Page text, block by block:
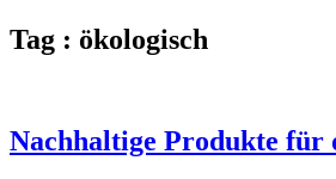
Tag : ökologisch
Nachhaltige Produkte für